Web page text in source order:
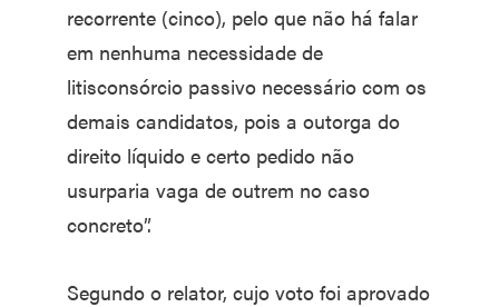
recorrente (cinco), pelo que não há falar
em nenhuma necessidade de
litisconsórcio passivo necessário com os
demais candidatos, pois a outorga do
direito líquido e certo pedido não
usurparia vaga de outrem no caso
concreto”.
Segundo o relator, cujo voto foi aprovado